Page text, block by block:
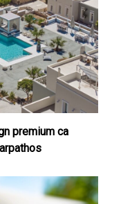
premium ca